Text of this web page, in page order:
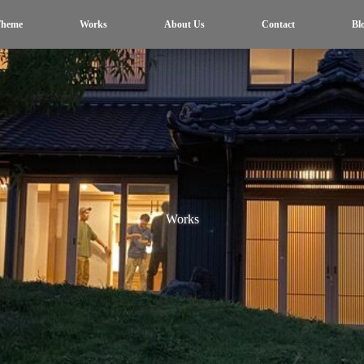
Works About Us Contact
Works